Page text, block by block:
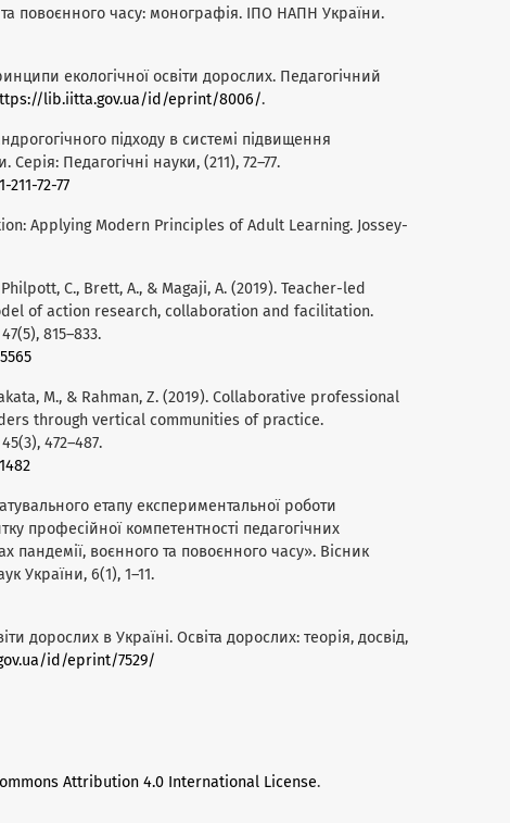
повоєнного часу: монографія. ІПО НАПН України.
екологічної освіти дорослих. Педагогічний
lib.iitta.gov.ua/id/eprint/8006/.
підходу в системі підвищення
Серія: Педагогічні науки, (211), 72–77.
72-77
Applying Modern Principles of Adult Learning. Jossey-
C., Brett, A., & Magaji, A. (2019). Teacher-led
of action research, collaboration and facilitation.
815–833.
M., & Rahman, Z. (2019). Collaborative professional
through vertical communities of practice.
472–487.
етапу експериментальної роботи
професійної компетентності педагогічних
пандемії, воєнного та повоєнного часу». Вісник
України, 6(1), 1–11.
дорослих в Україні. Освіта дорослих: теорія, досвід,
id/eprint/7529/
Attribution 4.0 International License.